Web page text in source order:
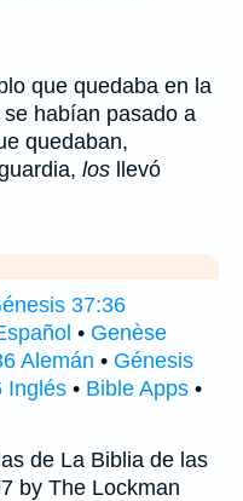
que quedaba en la
habían pasado a
quedaban,
los llevó
37:36
• Genèse
Alemán • Génesis
Inglés • Bible Apps •
de La Biblia de las
by The Lockman